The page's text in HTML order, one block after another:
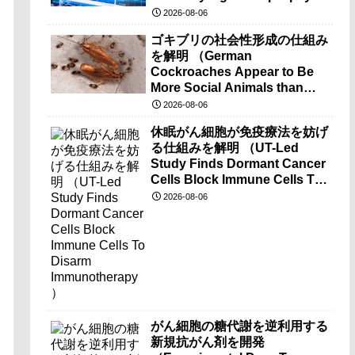
brain-wave recordings）
2026-08-06
ゴキブリの社会性形成の仕組み
を解明 （German
Cockroaches Appear to Be
More Social Animals than
Previously Thought）
2026-08-06
休眠がん細胞が免疫療法を妨げ
る仕組みを解明 （UT-Led
Study Finds Dormant Cancer
Cells Block Immune Cells To
Disarm Immunotherapy）
2026-08-06
がん細胞の糖代謝を逆利用する
新規抗がん剤を開発